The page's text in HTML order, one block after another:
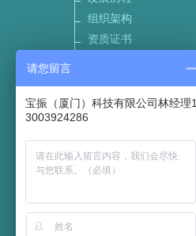
组织架构
资质证书
加盟中心
招聘信息
请您留言
宝振（厦门）科技有限公司林经理1
3003924286